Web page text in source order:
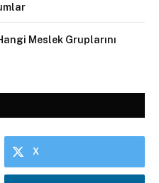
Meslek Gruplarını
X